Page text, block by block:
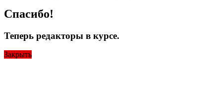
Спасибо!
Теперь редакторы в курсе.
Закрыть